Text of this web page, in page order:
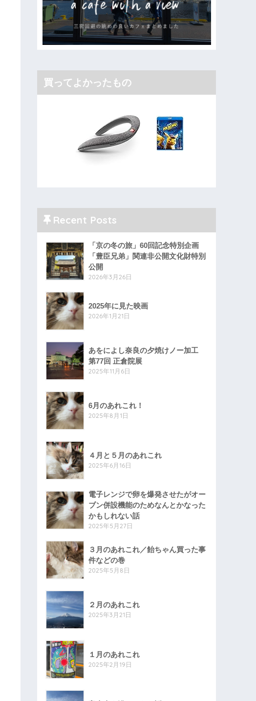
買ってよかったもの
Recent Posts
「京の冬の旅」60回記念特別企画
「豊臣兄弟」関連非公開文化財特別
公開
2026年3月26日
2025年に見た映画
2026年1月21日
あをによし奈良の夕焼けノー加工
第77回 正倉院展
2025年11月6日
6月のあれこれ！
2025年8月1日
４月と５月のあれこれ
2025年6月16日
電子レンジで卵を爆発させたがオー
ブン併設機能のためなんとかなった
かもしれない話
2025年5月27日
３月のあれこれ／飴ちゃん買った事
件などの巻
2025年5月8日
２月のあれこれ
2025年3月21日
１月のあれこれ
2025年2月19日